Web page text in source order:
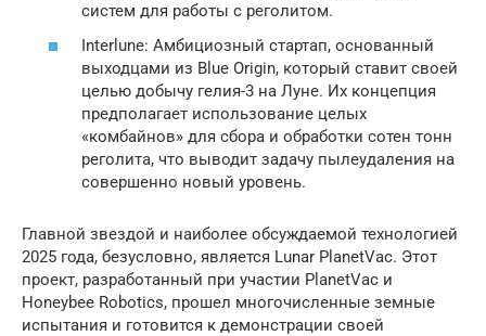
систем для работы с реголитом.
Interlune: Амбициозный стартап, основанный
выходцами из Blue Origin, который ставит своей
целью добычу гелия-3 на Луне. Их концепция
предполагает использование целых
«комбайнов» для сбора и обработки сотен тонн
реголита, что выводит задачу пылеудаления на
совершенно новый уровень.
Главной звездой и наиболее обсуждаемой технологией
2025 года, безусловно, является Lunar PlanetVac. Этот
проект, разработанный при участии PlanetVac и
Honeybee Robotics, прошел многочисленные земные
испытания и готовится к демонстрации своей